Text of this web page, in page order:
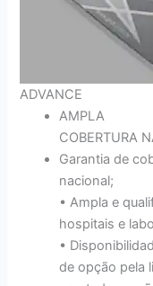
ADVANCE
AMPLA
COBERTURA
Garantia de
nacional;
• Ampla e
hospitais e
•
de opção pela